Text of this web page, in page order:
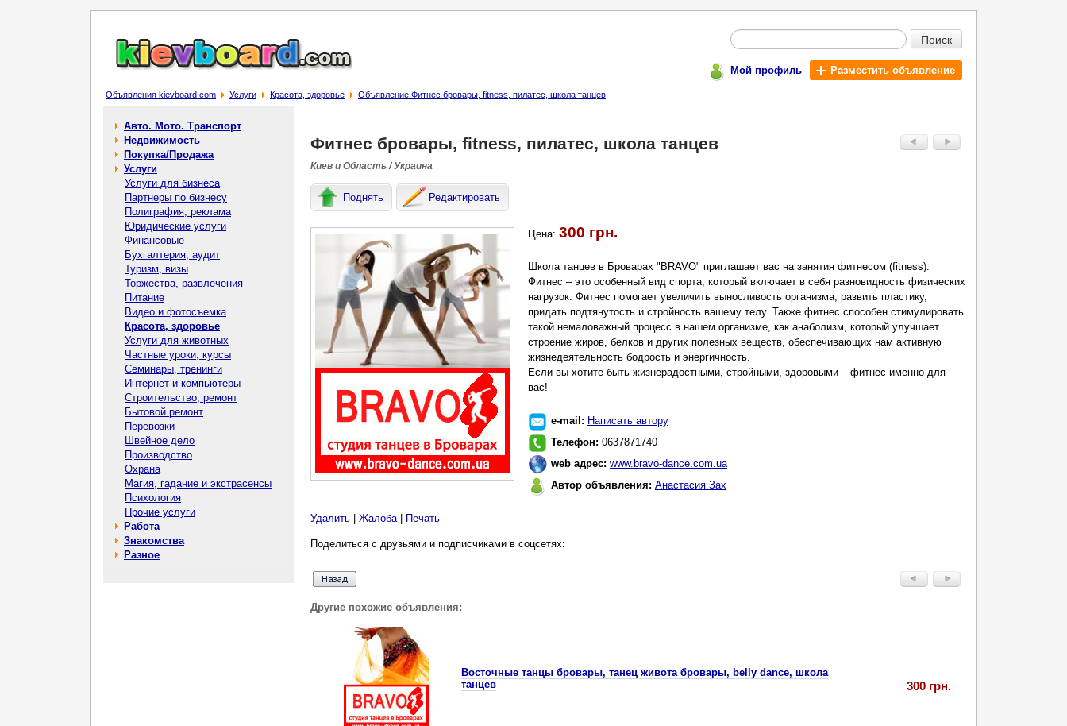
Поиск
Мой профиль Разместить объявление
Объявления kievboard.com Услуги Красота, здоровье Объявление Фитнес бровары, fitness, пилатес, школа танцев
Авто. Мото. Транспорт
Недвижимость
Покупка/Продажа
Услуги
Услуги для бизнеса
Партнеры по бизнесу
Полиграфия, реклама
Юридические услуги
Финансовые
Бухгалтерия, аудит
Туризм, визы
Торжества, развлечения
Питание
Видео и фотосъемка
Красота, здоровье
Услуги для животных
Частные уроки, курсы
Семинары, тренинги
Интернет и компьютеры
Строительство, ремонт
Бытовой ремонт
Перевозки
Швейное дело
Производство
Охрана
Магия, гадание и экстрасенсы
Психология
Прочие услуги
Работа
Знакомства
Разное
Фитнес бровары, fitness, пилатес, школа танцев
Киев и Область / Украина
Поднять Редактировать
Цена: 300 грн.
Школа танцев в Броварах "BRAVO" приглашает вас на занятия фитнесом (fitness).
Фитнес – это особенный вид спорта, который включает в себя разновидность физических
нагрузок. Фитнес помогает увеличить выносливость организма, развить пластику,
придать подтянутость и стройность вашему телу. Также фитнес способен стимулировать
такой немаловажный процесс в нашем организме, как анаболизм, который улучшает
строение жиров, белков и других полезных веществ, обеспечивающих нам активную
жизнедеятельность бодрость и энергичность.
Если вы хотите быть жизнерадостными, стройными, здоровыми – фитнес именно для
вас!
e-mail: Написать автору
Телефон: 0637871740
web адрес: www.bravo-dance.com.ua
Автор объявления: Анастасия Зах
Удалить Жалоба| Печать
Поделиться с друзьями и подписчиками в соцсетях:
Другие похожие объявления:
Восточные танцы бровары, танец живота бровары, belly dance, школа
танцев
300 грн.